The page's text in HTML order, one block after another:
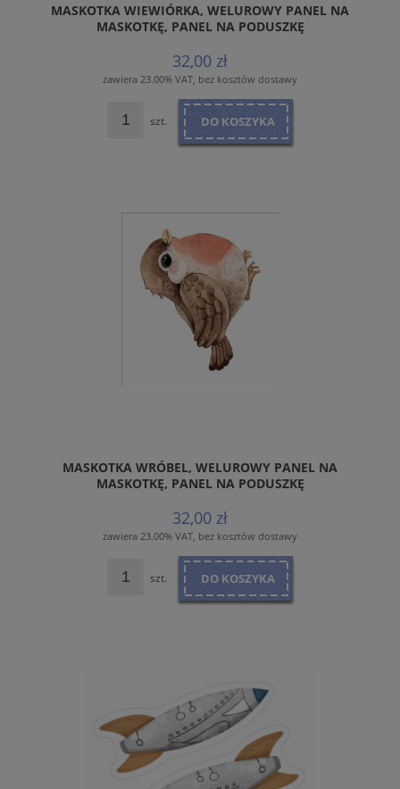
MASKOTKA WIEWIÓRKA, WELUROWY PANEL NA
MASKOTKĘ, PANEL NA PODUSZKĘ
32,00 zł
zawiera 23.00% VAT, bez kosztów dostawy
szt. DO KOSZYKA
MASKOTKA WRÓBEL, WELUROWY PANEL NA
MASKOTKĘ, PANEL NA PODUSZKĘ
32,00 zł
zawiera 23.00% VAT, bez kosztów dostawy
szt. DO KOSZYKA